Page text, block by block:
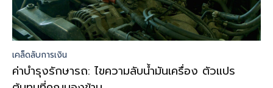
เคล็ดลับการเงิน
ค่าบำรุงรักษารถ: ไขความลับน้ำมันเครื่อง ตัวแปร